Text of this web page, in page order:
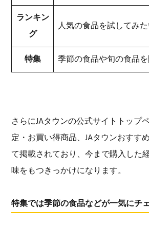
ランキン
グ
人気の食品を試してみ
特集 季節の食品や旬の食品
さらにJAタウンの公式サイトトップ
定・お買い得商品、JAタウンおすす
て掲載されており、今まで購入した
味をもつきっかけになります。
特集では季節の食品などが一気にチ